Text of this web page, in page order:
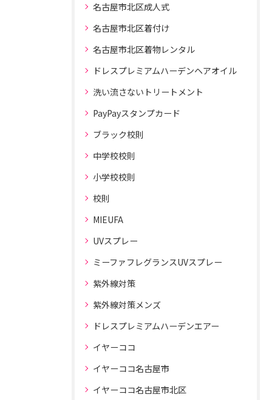
名古屋市北区成人式
名古屋市北区着付け
名古屋市北区着物レンタル
ドレスプレミアムハーデンヘアオイル
洗い流さないトリートメント
PayPayスタンプカード
ブラック校則
中学校校則
小学校校則
校則
MIEUFA
UVスプレー
ミーファフレグランスUVスプレー
紫外線対策
紫外線対策メンズ
ドレスプレミアムハーデンエアー
イヤーココ
イヤーココ名古屋市
イヤーココ名古屋市北区